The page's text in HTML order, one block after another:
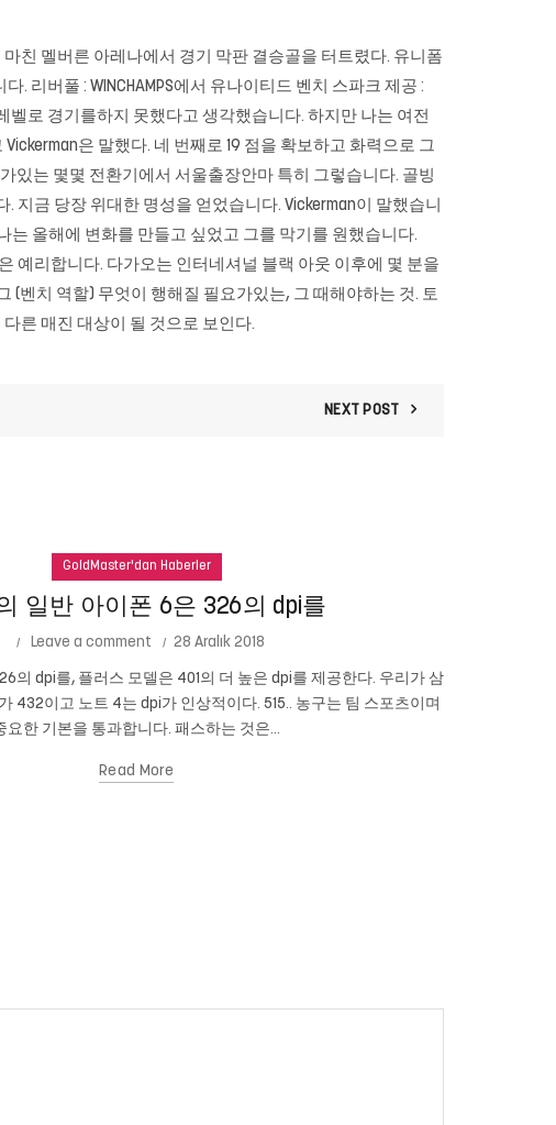
친 멜버른 아레나에서 경기 막판 결승골을 터트렸다. 유니폼
리버풀 : WINCHAMPS에서 유나이티드 벤치 스파크 제공 :
벨로 경기를하지 못했다고 생각했습니다. 하지만 나는 여전
은 말했다. 네 번째로 19 점을 확보하고 화력으로 그
있는 몇몇 전환기에서 서울출장안마 특히 그렇습니다. 골빙
지금 당장 위대한 명성을 얻었습니다. Vickerman이 말했습니
는 올해에 변화를 만들고 싶었고 그를 막기를 원했습니다.
예리합니다. 다가오는 인터네셔널 블랙 아웃 이후에 몇 분을
(벤치 역할) 무엇이 행해질 필요가있는, 그 때해야하는 것. 토
른 매진 대상이 될 것으로 보인다.
NEXT POST
GoldMaster'dan Haberler
일반 아이폰 6은 326의 dpi를
Leave a comment 28 Aralık 2018
의 dpi를, 플러스 모델은 401의 더 높은 dpi를 제공한다. 우리가 삼
432이고 노트 4는 dpi가 인상적이다. 515.. 농구는 팀 스포츠이며
요한 기본을 통과합니다. 패스하는 것은...
Read More